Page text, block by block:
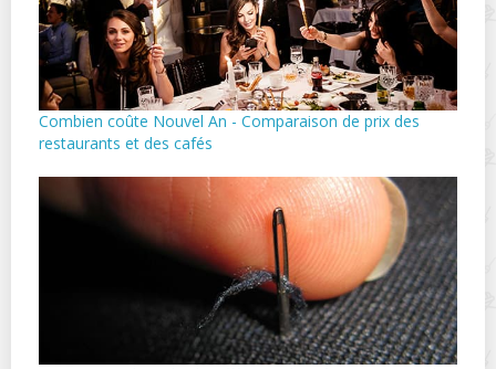
Combien coûte Nouvel An - Comparaison de prix des
restaurants et des cafés